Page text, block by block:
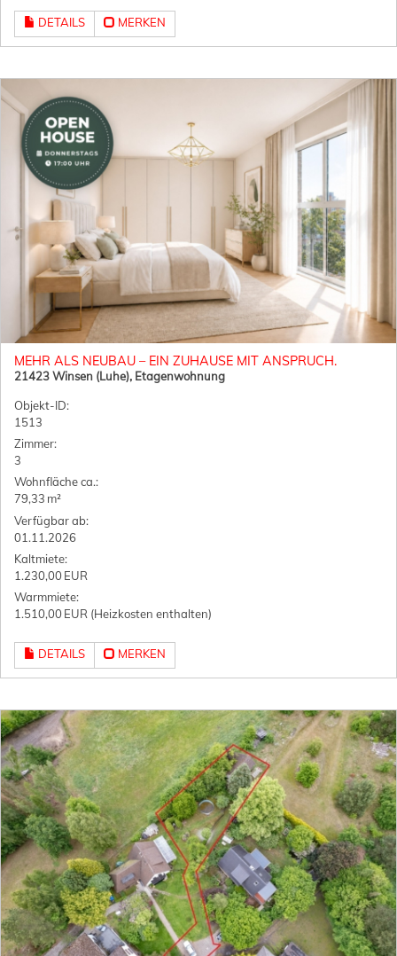
DETAILS MERKEN
MEHR ALS NEUBAU – EIN ZUHAUSE MIT ANSPRUCH.
21423 Winsen (Luhe), Etagenwohnung
Objekt-ID:
1513
Zimmer:
3
Wohnfläche ca.:
79,33 m²
Verfügbar ab:
01.11.2026
Kaltmiete:
1.230,00 EUR
Warmmiete:
1.510,00 EUR (Heizkosten enthalten)
DETAILS MERKEN